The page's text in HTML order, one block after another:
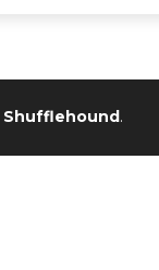
Shufflehound .